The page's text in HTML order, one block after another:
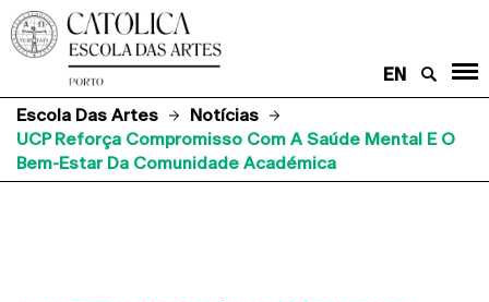
EN
Escola Das Artes
Notícias
UCP Reforça Compromisso Com A Saúde Mental E O
Bem-Estar Da Comunidade Académica